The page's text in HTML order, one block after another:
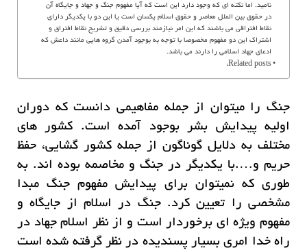
نامید. اما نکته ای که وجود دارد این است که آیا مفهوم جنگ و جهاد و جایگاه آن
در حقوق بین الملل معاصر و حقوق اسلام یکسان است یا این دو با یکدیگر دارای
نقاط افتراقی می باشند که این امر نیازمند بررسی دقیق و تشریح نقاط افتراق و
اشتراک این دو مفهوم مخصوصا با توجه به بوجود آمدن گروه هایی مانند داعش که
ادعای جهاد اسلامی را دارند می باشد.
Related posts:
جنگ را میتوان از جمله مفاهیمی دانست که دوران
اولیه پیدایش بشر بوجود آمده است. کشور های
مختلف به دلایل گوناگون از جمله کشور گشایی، حفظ
حریم و….با یکدیگر در جنگ و مخاصمه بوده اند. به
طوری که نمیتوان برای پیدایش مفهوم جنگ مبدا
مشخصی را تعیین کرد. جنگ در اسلام از جایگاه و
مفهوم ویژه ای برخوردار است و از نظر اسلام جهاد در
راه خدا امری بسیار پسندیده در نظر گرفته شده است